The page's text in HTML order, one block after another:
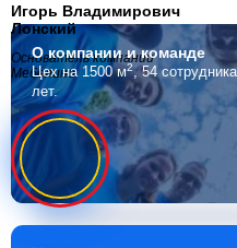
Игорь Владимирович
Лонский
Основатель компании
Мебелино
О компаниии команде
Цех на 1500 м2, 54
лет.